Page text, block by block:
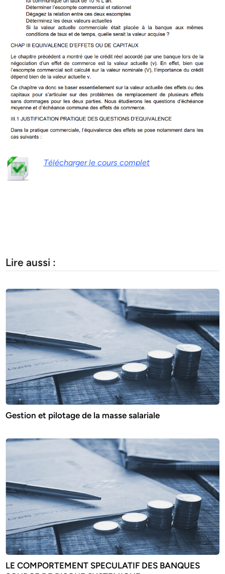
Télécharger le cours complet
Lire aussi :
Gestion et pilotage de la masse salariale
LE COMPORTEMENT SPECULATIF DES BANQUES